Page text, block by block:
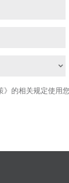
的相关规定使用